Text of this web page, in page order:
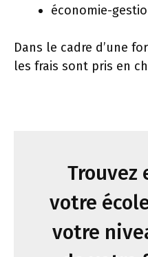
économie-
Dans le cadre d’une
les frais sont pris en
Trouvez
votre
votre